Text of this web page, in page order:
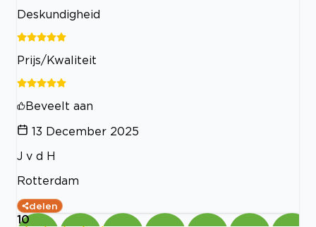
Deskundigheid
Prijs/Kwaliteit
Beveelt aan
13 December 2025
J v d H
Rotterdam
delen
10